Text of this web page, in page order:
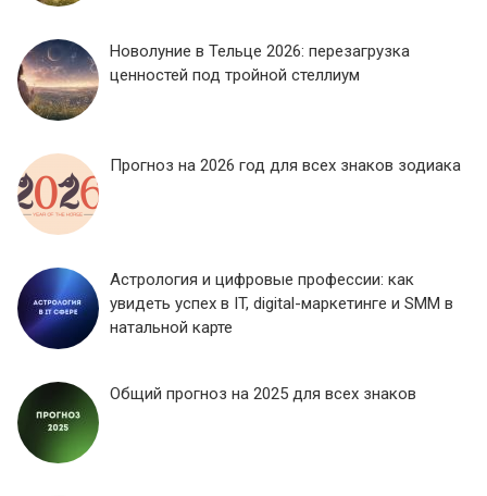
Новолуние в Тельце 2026: перезагрузка
ценностей под тройной стеллиум
Прогноз на 2026 год для всех знаков зодиака
Астрология и цифровые профессии: как
увидеть успех в IT, digital-маркетинге и SMM в
натальной карте
Общий прогноз на 2025 для всех знаков